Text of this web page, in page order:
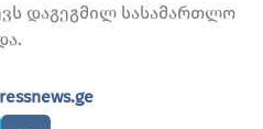
დაგეგმილ სასამართლო